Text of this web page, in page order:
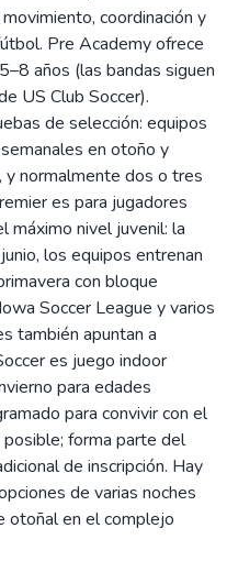
coordinación y
Pre Academy ofrece
años (las bandas siguen
US Club Soccer).
de selección: equipos
en otoño y
y normalmente dos o tres
es para jugadores
máximo nivel juvenil: la
los equipos entrenan
con bloque
Soccer League y varios
también apuntan a
es juego indoor
para edades
para convivir con el
forma parte del
de inscripción. Hay
de varias noches
otoñal en el complejo